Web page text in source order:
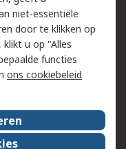
veiligheid
ons
niet-essentiële
door te klikken op
u op "Alles
functies
ons cookiebeleid